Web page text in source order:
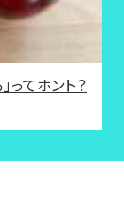
ってホント？